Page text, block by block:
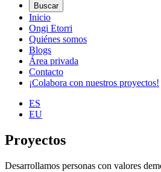
Buscar
Inicio
Ongi Etorri
Quiénes somos
Blogs
Área privada
Contacto
¡Colabora con nuestros proyectos!
ES
EU
Proyectos
Desarrollamos personas con valores